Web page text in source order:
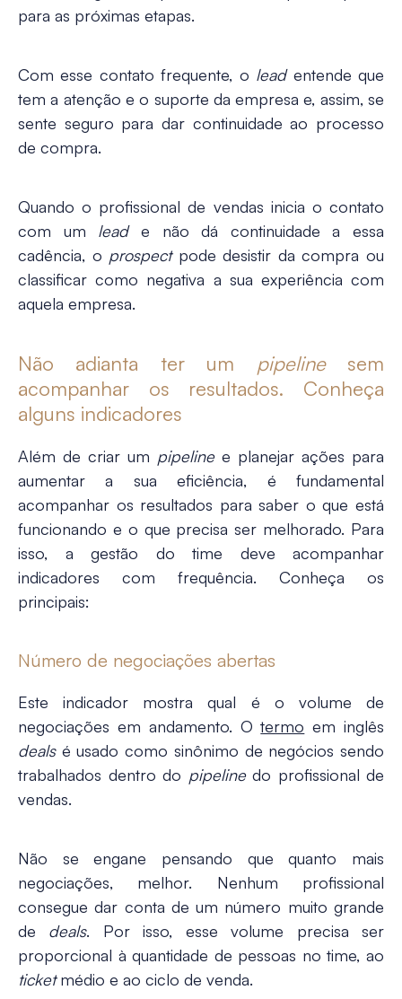
para as próximas etapas.
Com esse contato frequente, o lead entende que
tem a atenção e o suporte da empresa e, assim, se
sente seguro para dar continuidade ao processo
de compra.
Quando o profissional de vendas inicia o contato
com um lead e não dá continuidade a essa
cadência, o prospect pode desistir da compra ou
classificar como negativa a sua experiência com
aquela empresa.
Não adianta ter um pipeline sem
acompanhar os resultados. Conheça
alguns indicadores
Além de criar um pipeline e planejar ações para
aumentar a sua eficiência, é fundamental
acompanhar os resultados para saber o que está
funcionando e o que precisa ser melhorado. Para
isso, a gestão do time deve acompanhar
indicadores com frequência. Conheça os
principais:
Número de negociações abertas
Este indicador mostra qual é o volume de
negociações em andamento. Otermo em inglês
dealsé usado como sinônimo de negócios sendo
trabalhados dentro do pipeline do profissional de
vendas.
Não se engane pensando que quanto mais
negociações, melhor. Nenhum profissional
consegue dar conta de um número muito grande
de deals. Por isso, esse volume precisa ser
proporcional à quantidade de pessoas no time, ao
ticketmédio e ao ciclo de venda.